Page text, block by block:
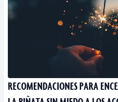
RECOMENDACIONES PARA